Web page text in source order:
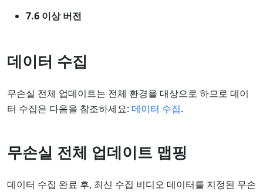
7.6 이상 버전
데이터 수집
무손실 전체 업데이트는 전체 환경을 대상으로 하므로 데이
터 수집은 다음을 참조하세요: 데이터 수집.
무손실 전체 업데이트 맵핑
데이터 수집 완료 후, 최신 수집 비디오 데이터를 지정된 무손